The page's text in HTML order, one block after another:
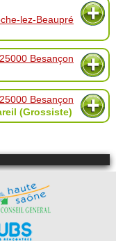
lez-Beaupré
25000 Besançon
25000 Besançon
(Grossiste)